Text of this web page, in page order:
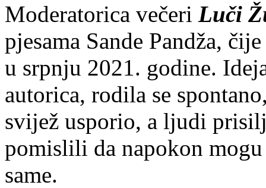
Moderatorica večeri Luči
pjesama Sande Pandža,
u srpnju 2021. godine.
autorica, rodila se
svijež usporio, a ljudi
pomislili da napokon
same.